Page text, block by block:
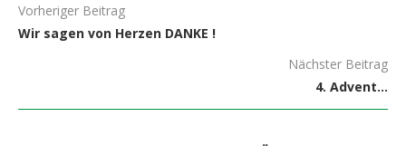
Vorheriger Beitrag
Wir sagen von Herzen DANKE !
Nächster Beitrag
4. Advent…